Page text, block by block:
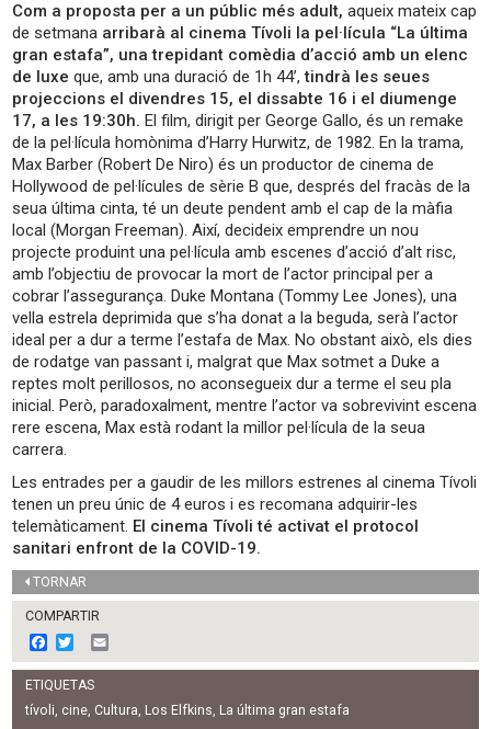
Com a proposta per a un públic més adult, aqueix mateix cap
de setmana arribarà al cinema Tívoli la pel·lícula “La última
gran estafa”, una trepidant comèdia d’acció amb un elenc
de luxe que, amb una duració de 1h 44’,tindrà les seues
projeccions el divendres 15, el dissabte 16 i el diumenge
17, a les 19:30h. El film, dirigit per George Gallo, és un remake
de la pel·lícula homònima d’Harry Hurwitz, de 1982. En la trama,
Max Barber (Robert De Niro) és un productor de cinema de
Hollywood de pel·lícules de sèrie B que, després del fracàs de la
seua última cinta, té un deute pendent amb el cap de la màfia
local (Morgan Freeman). Així, decideix emprendre un nou
projecte produint una pel·lícula amb escenes d’acció d’alt risc,
amb l’objectiu de provocar la mort de l’actor principal per a
cobrar l’assegurança. Duke Montana (Tommy Lee Jones), una
vella estrela deprimida que s’ha donat a la beguda, serà l’actor
ideal per a dur a terme l’estafa de Max. No obstant això, els dies
de rodatge van passant i, malgrat que Max sotmet a Duke a
reptes molt perillosos, no aconsegueix dur a terme el seu pla
inicial. Però, paradoxalment, mentre l’actor va sobrevivint escena
rere escena, Max està rodant la millor pel·lícula de la seua
carrera.
Les entrades per a gaudir de les millors estrenes al cinema Tívoli
tenen un preu únic de 4 euros i es recomana adquirir-les
telemàticament. El cinema Tívoli té activat el protocol
sanitari enfront de la COVID-19.
TORNAR
COMPARTIR
F
a
c
e
b
w
i
t
t
m
a
l
ETIQUETAS
tívoli, cine, Cultura, Los Elfkins, La última gran estafa